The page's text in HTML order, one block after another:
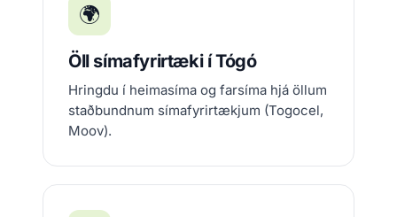
🌍
Öll símafyrirtæki í Tógó
Hringdu í heimasíma og farsíma hjá öllum
staðbundnum símafyrirtækjum (Togocel,
Moov).